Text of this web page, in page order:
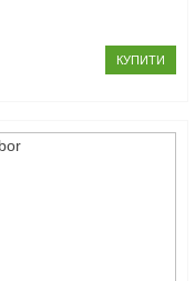
КУПИТИ